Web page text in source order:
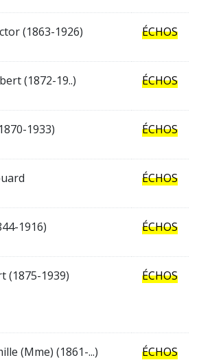
(1863-1926) ÉCHOS
(1872-19..) ÉCHOS
1933) ÉCHOS
ÉCHOS
1916) ÉCHOS
(1875-1939)
ÉCHOS
(Mme) (1861-...) ÉCHOS